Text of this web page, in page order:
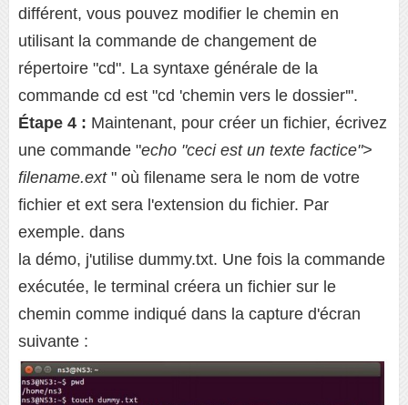
différent, vous pouvez modifier le chemin en
utilisant la commande de changement de
répertoire "cd". La syntaxe générale de la
commande cd est "cd 'chemin vers le dossier'".
Étape 4 : Maintenant, pour créer un fichier, écrivez
une commande "echo "ceci est un texte factice">
filename.ext" où filename sera le nom de votre
fichier et ext sera l'extension du fichier. Par
exemple. dans
la démo, j'utilise dummy.txt. Une fois la commande
exécutée, le terminal créera un fichier sur le
chemin comme indiqué dans la capture d'écran
suivante :